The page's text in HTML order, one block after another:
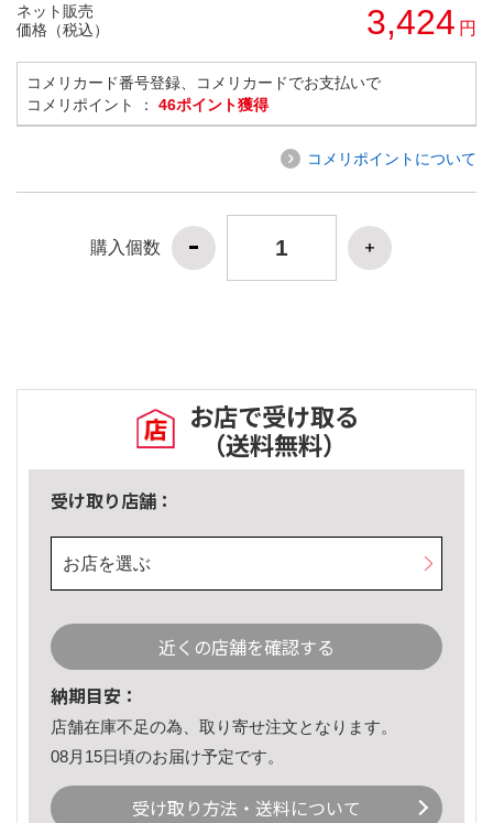
ネット販売
価格（税込）
3,424 円
コメリカード番号登録、コメリカードでお支払いで
コメリポイント ： 46ポイント獲得
コメリポイントについて
購入個数
お店で受け取る
（送料無料）
受け取り店舗：
お店を選ぶ
近くの店舗を確認する
納期目安：
店舗在庫不足の為、取り寄せ注文となります。
08月15日頃のお届け予定です。
受け取り方法・送料について